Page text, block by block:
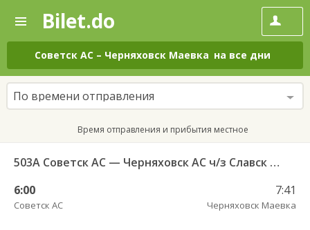
—
Поиск
и
покупка
билетов
на
автобус
онлайн
Bilet.do
Советск АС – Черняховск Маевка на все дни
По времени отправления
Время отправления и прибытия местное
503А Советск АС — Черняховск АС ч/з Славск КДП, Большаково п.
6:00
Советск АС
7:41
Черняховск Маевка